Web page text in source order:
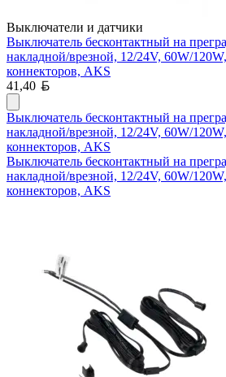
Выключатели и датчики
Выключатель бесконтактный на
накладной/врезной, 12/24V, 60W/
коннекторов, AKS
41,40
Выключатель бесконтактный на
накладной/врезной, 12/24V, 60W/
коннекторов, AKS
Выключатель бесконтактный на
накладной/врезной, 12/24V, 60W/
коннекторов, AKS